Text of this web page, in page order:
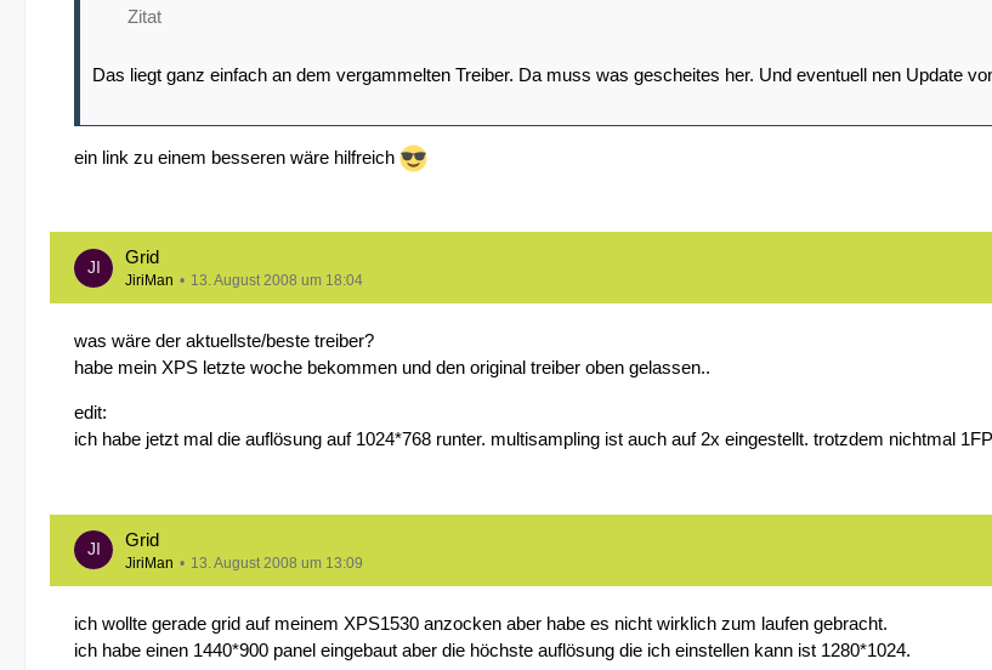
Zitat
Das liegt ganz einfach an dem vergammelten Treiber. Da muss was gescheites her. Und eventuell nen Update
ein link zu einem besseren wäre hilfreich
Grid
JiriMan 13. August 2008 um 18:04
was wäre der aktuellste/beste treiber?
habe mein XPS letzte woche bekommen und den original treiber oben gelassen..
edit:
ich habe jetzt mal die auflösung auf 1024*768 runter. multisampling ist auch auf 2x eingestellt. trotzdem nichtmal
Grid
JiriMan 13. August 2008 um 13:09
ich wollte gerade grid auf meinem XPS1530 anzocken aber habe es nicht wirklich zum laufen gebracht.
ich habe einen 1440*900 panel eingebaut aber die höchste auflösung die ich einstellen kann ist 1280*1024.